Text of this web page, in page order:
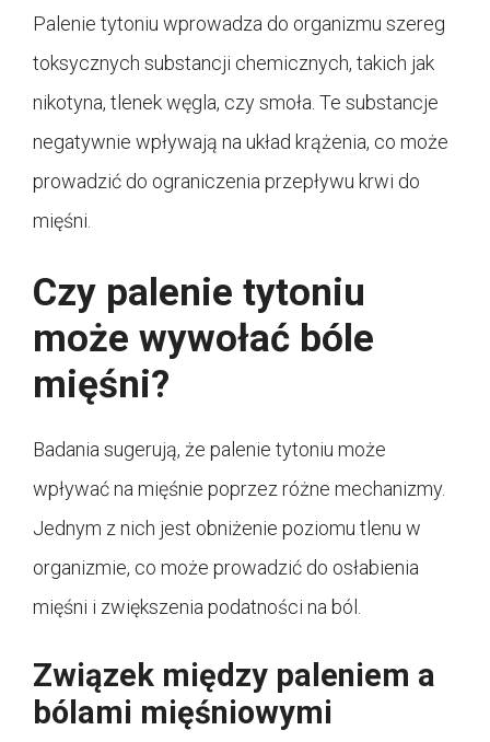
Palenie tytoniu wprowadza do organizmu szereg
toksycznych substancji chemicznych, takich jak
nikotyna, tlenek węgla, czy smoła. Te substancje
negatywnie wpływają na układ krążenia, co może
prowadzić do ograniczenia przepływu krwi do
mięśni.
Czy palenie tytoniu
może wywołać bóle
mięśni?
Badania sugerują, że palenie tytoniu może
wpływać na mięśnie poprzez różne mechanizmy.
Jednym z nich jest obniżenie poziomu tlenu w
organizmie, co może prowadzić do osłabienia
mięśni i zwiększenia podatności na ból.
Związek między paleniem a
bólami mięśniowymi